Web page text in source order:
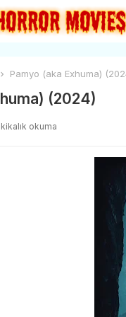
Pamyo (aka Exhuma)
(2024)
okuma